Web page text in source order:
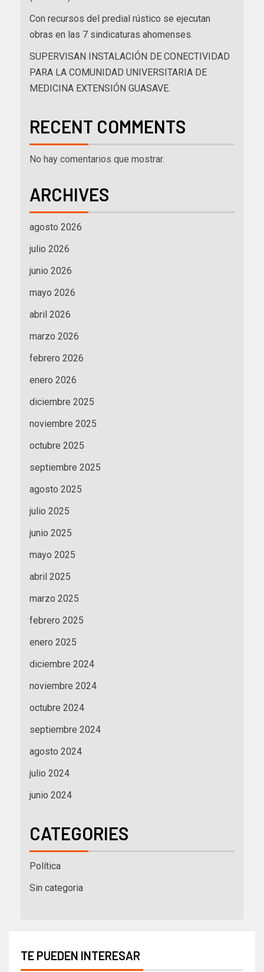
Con recursos del predial rústico se ejecutan
obras en las 7 sindicaturas ahomenses.
SUPERVISAN INSTALACIÓN DE CONECTIVIDAD
PARA LA COMUNIDAD UNIVERSITARIA DE
MEDICINA EXTENSIÓN GUASAVE.
RECENT COMMENTS
No hay comentarios que mostrar.
ARCHIVES
agosto 2026
julio 2026
junio 2026
mayo 2026
abril 2026
marzo 2026
febrero 2026
enero 2026
diciembre 2025
noviembre 2025
octubre 2025
septiembre 2025
agosto 2025
julio 2025
junio 2025
mayo 2025
abril 2025
marzo 2025
febrero 2025
enero 2025
diciembre 2024
noviembre 2024
octubre 2024
septiembre 2024
agosto 2024
julio 2024
junio 2024
CATEGORIES
Política
Sin categoria
TE PUEDEN INTERESAR